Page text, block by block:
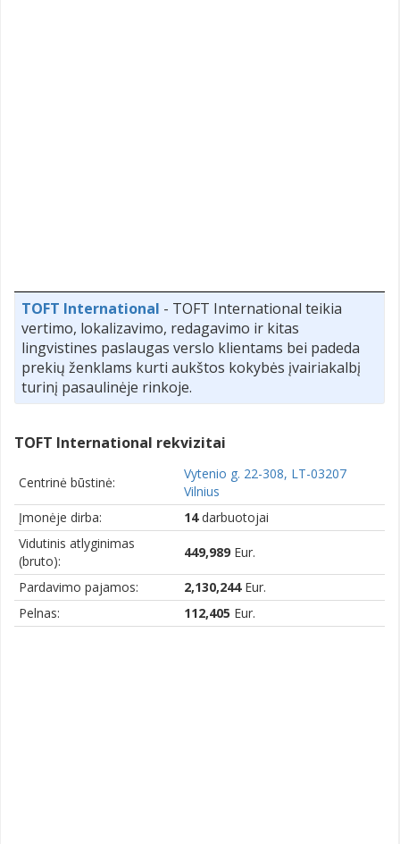
TOFT International - TOFT International teikia
vertimo, lokalizavimo, redagavimo ir kitas
lingvistines paslaugas verslo klientams bei padeda
prekių ženklams kurti aukštos kokybės įvairiakalbį
turinį pasaulinėje rinkoje.
TOFT International rekvizitai
Centrinė būstinė:
Vytenio g. 22-308, LT-03207
Vilnius
Įmonėje dirba:
14darbuotojai
Vidutinis atlyginimas
(bruto):
449,989 Eur.
Pardavimo pajamos: 2,130,244Eur.
Pelnas:
112,405 Eur.